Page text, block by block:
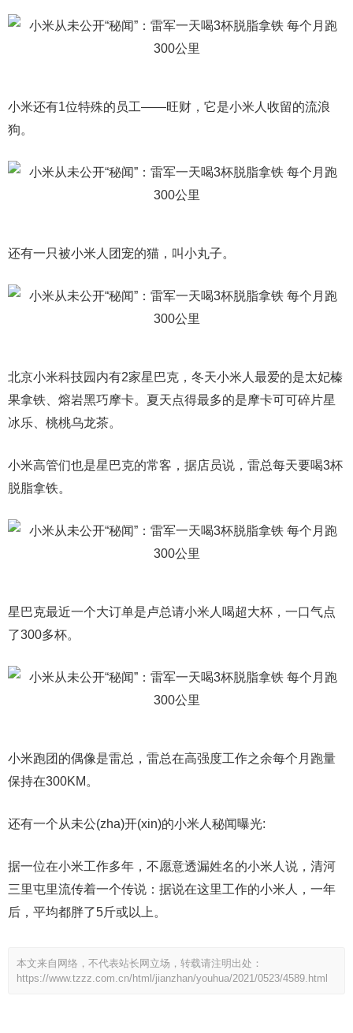
小米还有1位特殊的员工——旺财，它是小米人收留的流浪
狗。
还有一只被小米人团宠的猫，叫小丸子。
北京小米科技园内有2家星巴克，冬天小米人最爱的是太妃榛
果拿铁、熔岩黑巧摩卡。夏天点得最多的是摩卡可可碎片星
冰乐、桃桃乌龙茶。
小米高管们也是星巴克的常客，据店员说，雷总每天要喝3杯
脱脂拿铁。
星巴克最近一个大订单是卢总请小米人喝超大杯，一口气点
了300多杯。
小米跑团的偶像是雷总，雷总在高强度工作之余每个月跑量
保持在300KM。
还有一个从未公(zha)开(xin)的小米人秘闻曝光:
据一位在小米工作多年，不愿意透漏姓名的小米人说，清河
三里屯里流传着一个传说：据说在这里工作的小米人，一年
后，平均都胖了5斤或以上。
本文来自网络，不代表站长网立场，转载请注明出处：
https://www.tzzz.com.cn/html/jianzhan/youhua/2021/0523/4589.html